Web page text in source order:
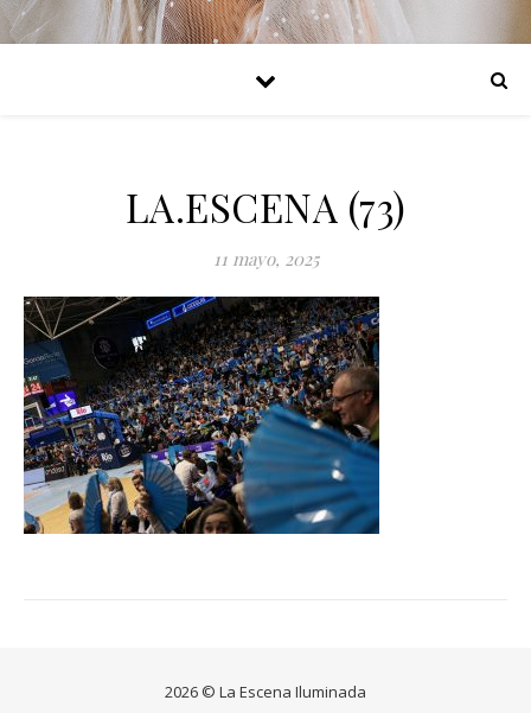
LA.ESCENA (73)
11 mayo, 2025
2026 © La Escena Iluminada